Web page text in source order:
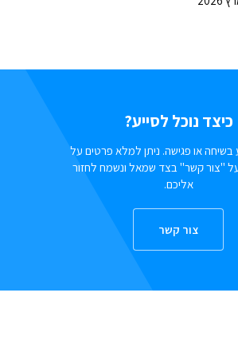
כיצד נוכל לסייע?
בשיחה או פגישה. ניתן למלא פרטים על
על "צור קשר" בצד שמאל ונשמח לחזור
אליכם.
צור קשר